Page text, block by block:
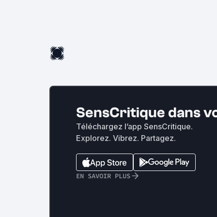
SensCritique dans
Téléchargez l’app SensCritique.
Explorez. Vibrez. Partagez.
EN SAVOIR PLUS